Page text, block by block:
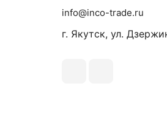
info@inco-trade.ru
г. Якутск, ул.